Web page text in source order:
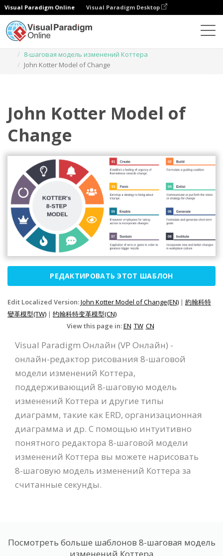
Visual Paradigm Online Visual Paradigm Desktop
8-шаговая модель изменений Коттера
John Kotter Model of Change
John Kotter Model of
Change
РЕДАКТИРОВАТЬ ЭТОТ ШАБЛОН
Edit Localized Version:John Kotter Model of Change(EN) | 約翰科特
變革模型(TW) | 约翰科特变革模型(CN)
View this page in:EN TW CN
Visual Paradigm Онлайн (VP Онлайн) -
онлайн-редактор рисования 8-шаговой
модели изменений Коттера,
поддерживающий 8-шаговую модель
изменений Коттера и другие типы
диаграмм, такие как ERD, организационная
диаграмма и др. С помощью интуитивно
понятного редактора 8-шаговой модели
изменений Коттера вы можете нарисовать
8-шаговую модель изменений Коттера за
считанные секунды.
Посмотреть больше шаблонов 8-шаговая модель